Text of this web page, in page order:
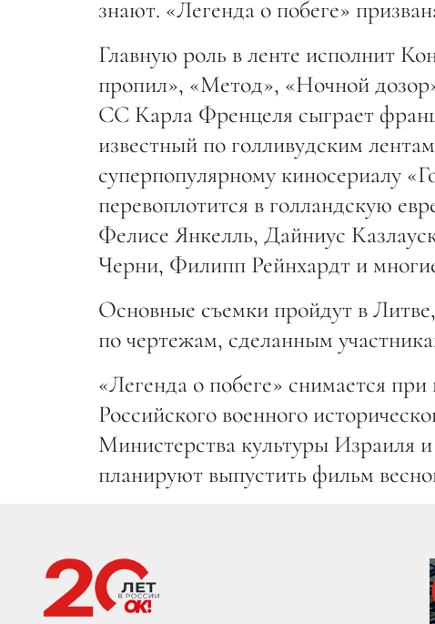
знают. «Легенда о побеге»
Главную роль в ленте исполнит
пропил», «Метод», «Ночной
СС Карла Френцеля сыграет
известный по голливудским
суперпопулярному киносериалу
перевоплотится в голландскую
Фелисе Янкелль, Дайниус
Черни, Филипп Рейнхардт и
Основные съемки пройдут в
по чертежам, сделанным
«Легенда о побеге» снимается
Российского военного
Министерства культуры Израиля
планируют выпустить фильм